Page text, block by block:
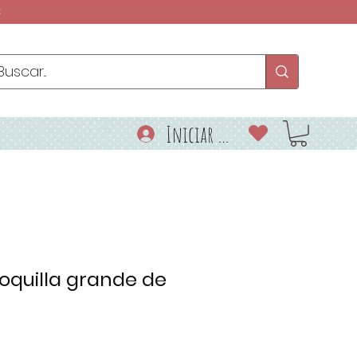
Iniciar sesión
grande de